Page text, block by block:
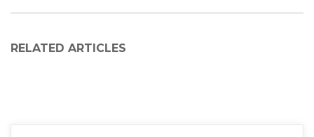
RELATED ARTICLES